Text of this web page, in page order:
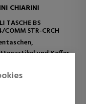
CHIARINI
TASCHE BS
COMM STR-CRCH
und Koffer
€
Preis 125,00 €